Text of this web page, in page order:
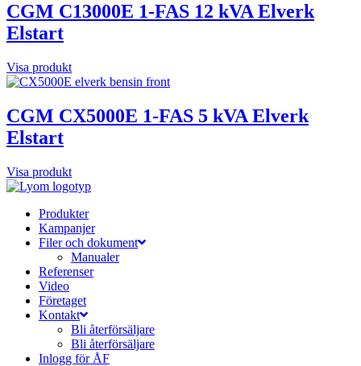
CGM C13000E 1-FAS 12 kVA Elverk
Elstart
Visa produkt
CGM CX5000E 1-FAS 5 kVA Elverk
Elstart
Visa produkt
Produkter
Kampanjer
Filer och dokument
Manualer
Referenser
Video
Företaget
Kontakt
Bli återförsäljare
Bli återförsäljare
Inlogg för ÅF